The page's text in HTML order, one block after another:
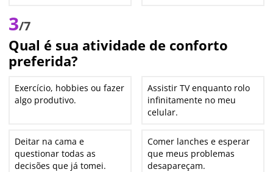
3/7
Qual é sua atividade de conforto
preferida?
Exercício, hobbies ou fazer
algo produtivo.
Assistir TV enquanto rolo
infinitamente no meu
celular.
Deitar na cama e
questionar todas as
decisões que já tomei.
Comer lanches e esperar
que meus problemas
desapareçam.